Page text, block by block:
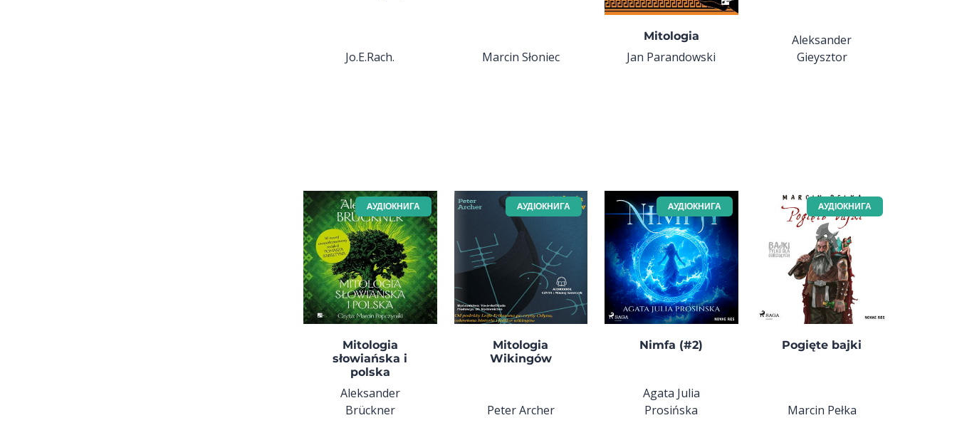
Jo.E.Rach. Marcin Słoniec
Mitologia
Jan Parandowski
Aleksander
Gieysztor
AУДІОКНИГА
Mitologia
słowiańska i
polska
Aleksander
Brückner
AУДІОКНИГА
Mitologia
Wikingów
Peter Archer
AУДІОКНИГА
Nimfa (#2)
Agata Julia
Prosińska
AУДІОКНИГА
Pogięte bajki
Marcin Pełka